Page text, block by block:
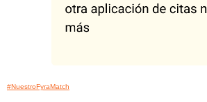
#NuestroFyraMatch